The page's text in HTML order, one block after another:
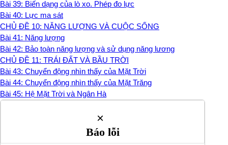
Bài 39: Biến dạng của lò xo. Phép đo lực
Bài 40: Lực ma sát
CHỦ ĐỀ 10: NĂNG LƯỢNG VÀ CUỘC SỐNG
Bài 41: Năng lượng
Bài 42: Bảo toàn năng lượng và sử dụng năng lương
CHỦ ĐỀ 11: TRÁI ĐẤT VÀ BẦU TRỜI
Bài 43: Chuyển động nhìn thấy của Mặt Trời
Bài 44: Chuyển động nhìn thấy của Mặt Trăng
Bài 45: Hệ Mặt Trời và Ngân Hà
×
Báo lỗi